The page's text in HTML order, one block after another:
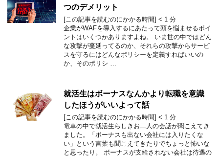
つのデメリット
[この記事を読むのにかかる時間] < 1 分
企業がWAFを導入するにあたって頭を悩ませるポイ
ントはいくつかありますよね。 いま世の中ではどん
な攻撃が蔓延ってるのか、それらの攻撃からサービ
スを守るにはどんなポリシーを定義すればいいの
か、そのポリシ …
就活生はボーナスなんかより転職を意識
したほうがいいよって話
[この記事を読むのにかかる時間] < 1 分
電車の中で就活生らしきお二人の会話が聞こえてき
ました。「ボーナスも出ない会社には入りたくな
い」という言葉も聞こえてきたりでちょっと怖いな
と思ったり。 ボーナスが支給されない会社は待遇の